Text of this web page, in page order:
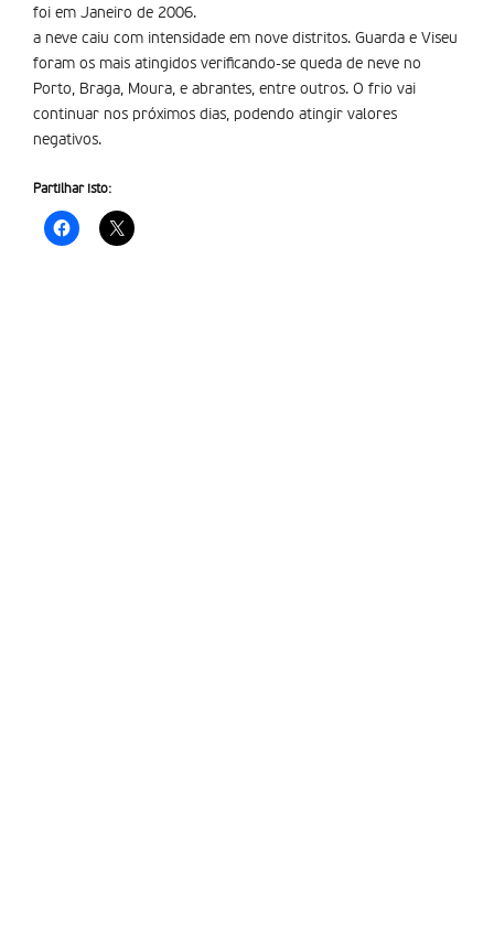
foi em Janeiro de 2006.
a neve caiu com intensidade em nove distritos. Guarda e Viseu
foram os mais atingidos verificando-se queda de neve no
Porto, Braga, Moura, e abrantes, entre outros. O frio vai
continuar nos próximos dias, podendo atingir valores
negativos.
Partilhar isto: